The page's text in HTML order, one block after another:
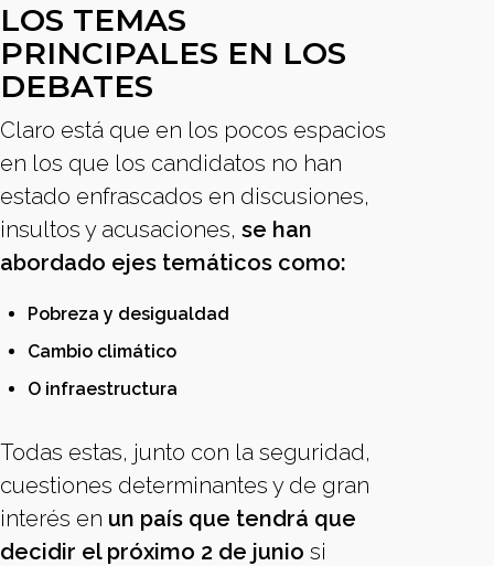
LOS TEMAS
PRINCIPALES EN LOS
DEBATES
Claro está que en los pocos espacios
en los que los candidatos no han
estado enfrascados en discusiones,
insultos y acusaciones, se han
abordado ejes temáticos como:
Pobreza y desigualdad
Cambio climático
O infraestructura
Todas estas, junto con la seguridad,
cuestiones determinantes y de gran
interés en un país que tendrá que
decidir el próximo 2 de junio si